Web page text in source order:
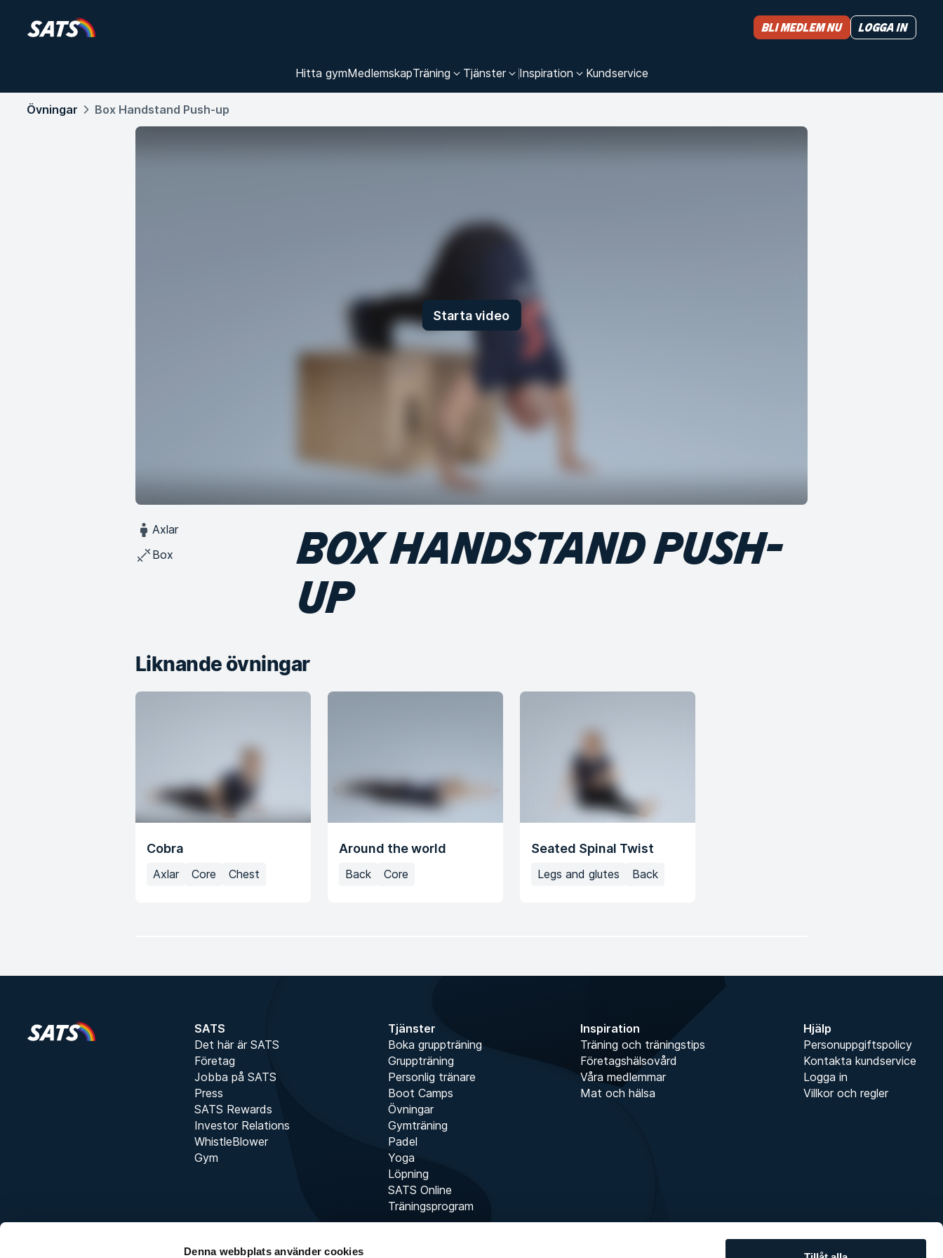
Denna webbplats använder cookies
Hitta gymMedlemskapTräning Tjänster Inspiration Kundservice
Bli medlem nu Logga in
Övningar Box Handstand Push-up
Starta video
Axlar
Box
BOX HANDSTAND PUSH-
UP
Liknande övningar
Cobra
Axlar Core Chest
Around the world
Back Core
Seated Spinal Twist
Legs and glutes Back
SATS
Det här är SATS
Företag
Jobba på SATS
Press
SATS Rewards
Investor Relations
WhistleBlower
Gym
Tjänster
Boka gruppträning
Gruppträning
Personlig tränare
Boot Camps
Övningar
Gymträning
Padel
Yoga
Löpning
SATS Online
Träningsprogram
Inspiration
Träning och träningstips
Företagshälsovård
Våra medlemmar
Mat och hälsa
Hjälp
Personuppgiftspolicy
Kontakta kundservice
Logga in
Villkor och regler